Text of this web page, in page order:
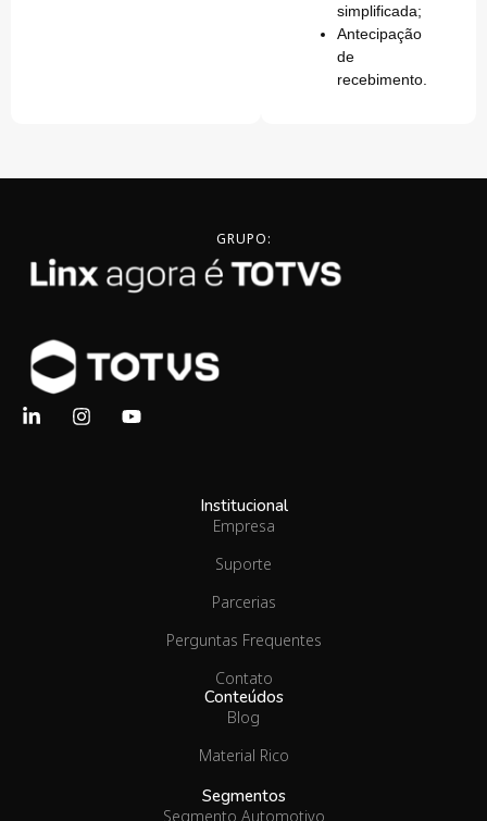
simplificada;
Antecipação
de
recebimento.
GRUPO:
Institucional
Empresa
Suporte
Parcerias
Perguntas Frequentes
Contato
Conteúdos
Blog
Material Rico
Segmentos
Segmento Automotivo